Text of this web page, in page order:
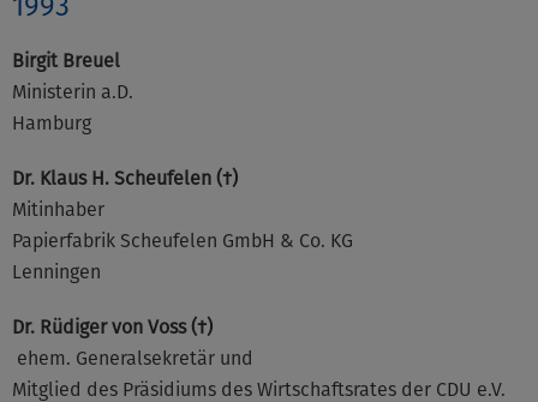
Birgit Breuel
Ministerin a.D.
Hamburg
Dr. Klaus H. Scheufelen (†)
Mitinhaber
Papierfabrik Scheufelen GmbH & Co. KG
Lenningen
Dr. Rüdiger von Voss (†)
ehem. Generalsekretär und
Mitglied des Präsidiums des Wirtschaftsrates der CDU e.V.